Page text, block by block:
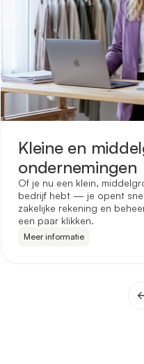
Kleine en
ondernemingen
Of je nu een klein,
bedrijf hebt — je opent
zakelijke rekening en
een paar klikken.
Meer informatie